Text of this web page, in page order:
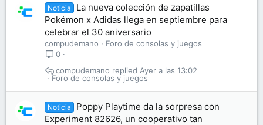
Noticia
La nueva colección de zapatillas
Pokémon x Adidas llega en septiembre para
celebrar el 30 aniversario
compudemano
Foro de consolas y juegos
0
Foro de consolas y juegos
Ayer a las 13:02
compudemano
Noticia
Poppy Playtime da la sorpresa con
Experiment 82626, un cooperativo tan